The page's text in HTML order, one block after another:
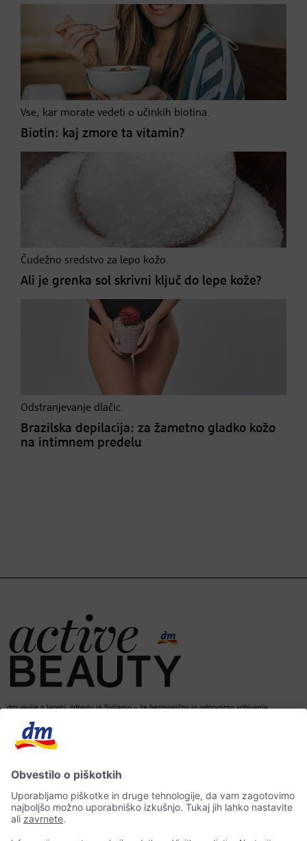
Vse, kar morate vedeti o učinkih biotina.
Biotin: kaj zmore ta vitamin?
Čudežno sredstvo za lepo kožo.
Ali je grenka sol skrivni ključ do lepe kože?
Odstranjevanje dlačic.
Brazilska depilacija: za žametno gladko kožo
na intimnem predelu
dm revija o lepoti, zdravju in življenju – za harmonično in odgovorno sobivanje.